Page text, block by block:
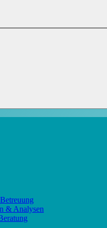
Suchen
& Analysen